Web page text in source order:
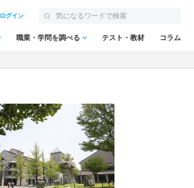
ログイン
職業・学問を調べる テスト・教材 コラム